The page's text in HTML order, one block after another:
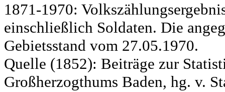
1871-1970:
einschließlich Soldaten. Die
Gebietsstand vom 27.05.1970.
Quelle (1852): Beiträge zur
Großherzogthums Baden, hg. v.